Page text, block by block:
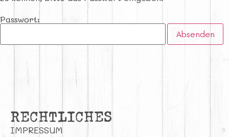
Passwort:
RECHTLICHES
IMPRESSUM